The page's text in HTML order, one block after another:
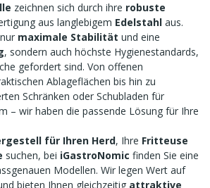
zeichnen sich durch ihre robuste
aus langlebigem Edelstahl aus.
maximale Stabilität und eine
, sondern auch höchste Hygienestandards,
gefordert sind. Von offenen
Ablageflächen bis hin zu
Schränken oder Schubladen für
– wir haben die passende Lösung für Ihre
für Ihren Herd, Ihre Fritteuse
suchen, bei iGastroNomic finden Sie eine
Modellen. Wir legen Wert auf
bieten Ihnen gleichzeitig attraktive